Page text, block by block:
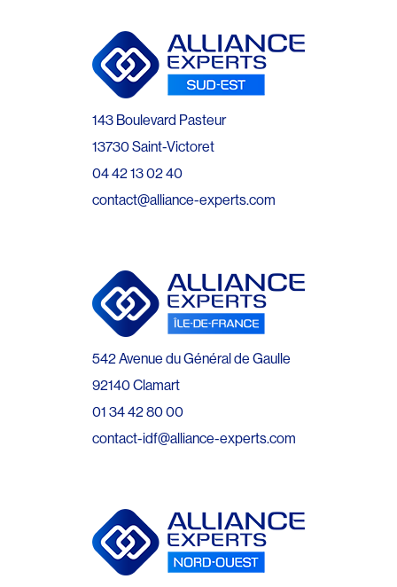
143 Boulevard Pasteur
13730 Saint-Victoret
04 42 13 02 40
contact@alliance-experts.com
542 Avenue du Général de Gaulle
92140 Clamart
01 34 42 80 00
contact-idf@alliance-experts.com